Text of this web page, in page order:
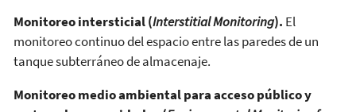
Monitoreo intersticial (Interstitial Monitoring). El
monitoreo continuo del espacio entre las paredes de un
tanque subterráneo de almacenaje.
Monitoreo medio ambiental para acceso público y